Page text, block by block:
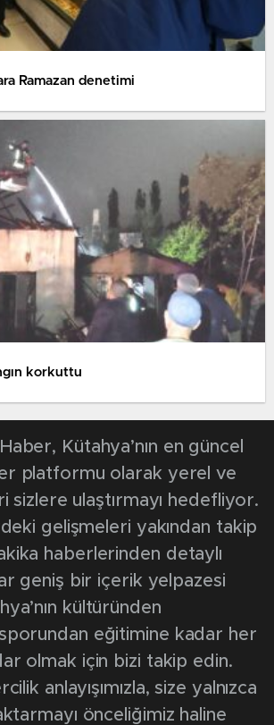
Ramazan denetimi
korkuttu
Kütahya’nın en güncel
platformu olarak yerel ve
sizlere ulaştırmayı hedefliyor.
gelişmeleri yakından takip
haberlerinden detaylı
geniş bir içerik yelpazesi
kültüründen
eğitimine kadar her
olmak için bizi takip edin.
anlayışımızla, size yalnızca
önceliğimiz haline